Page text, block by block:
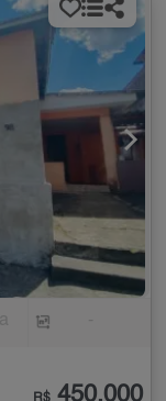
450.000